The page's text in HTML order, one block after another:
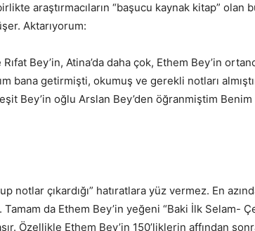
araştırmacıların “başucu kaynak kitap” olan
Aktarıyorum:
Bey’in, Atina’da daha çok, Ethem Bey’in
bana getirmişti, okumuş ve gerekli notları
Bey’in oğlu Arslan Bey’den öğranmiştim
çıkardığı” hatıratlara yüz vermez. En
da Ethem Bey’in yeğeni “Baki İlk Selam-
Özellikle Ethem Bey’in 150’liklerin affından